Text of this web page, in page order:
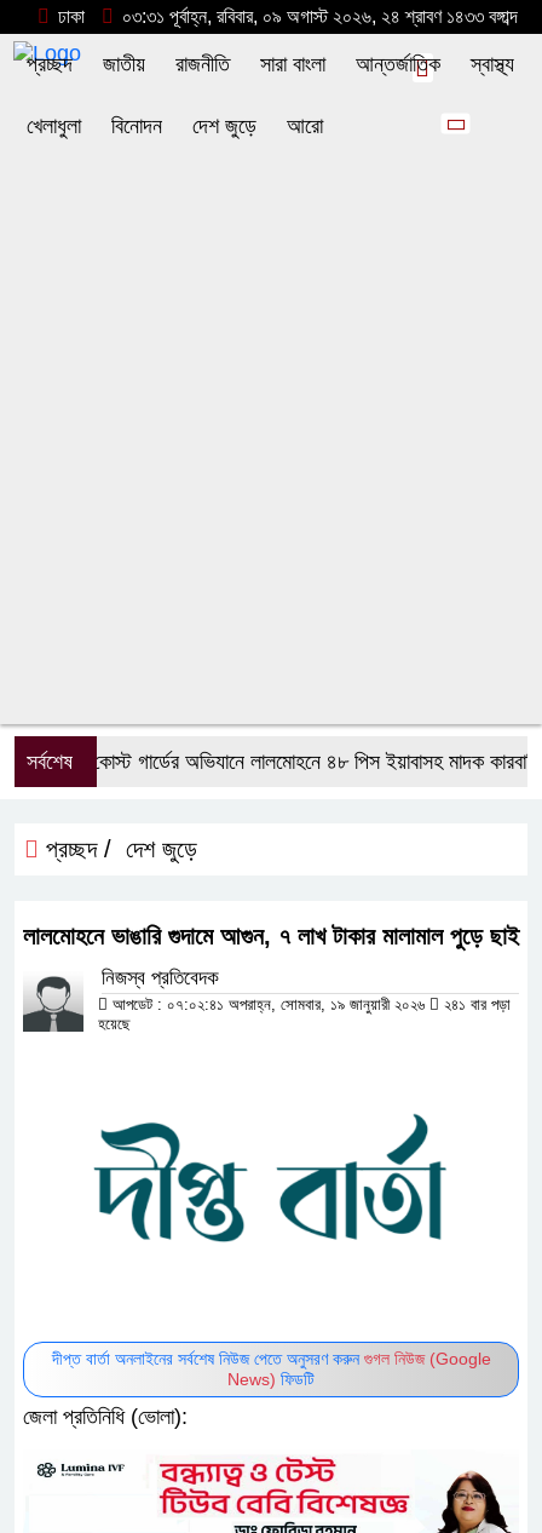
ঢাকা ০৩:৩১ পূর্বাহ্ন, রবিবার, ০৯ অগাস্ট ২০২৬, ২৪ শ্রাবণ ১৪৩৩ বঙ্গাব্দ
প্রচ্ছদ জাতীয় রাজনীতি সারা বাংলা আন্তর্জাতিক স্বাস্থ্য
খেলাধুলা বিনোদন দেশ জুড়ে আরো
সর্বশেষকোস্ট গার্ডের অভিযানে লালমোহনে ৪৮ পিস ইয়াবাসহ মাদক কারবারি
প্রচ্ছদ / দেশ জুড়ে
লালমোহনে ভাঙারি গুদামে আগুন, ৭ লাখ টাকার মালামাল পুড়ে ছাই
নিজস্ব প্রতিবেদক
আপডেট : ০৭:০২:৪১ অপরাহ্ন, সোমবার, ১৯ জানুয়ারী ২০২৬
২৪১ বার পড়া
হয়েছে
দীপ্ত বার্তা অনলাইনের সর্বশেষ নিউজ পেতে অনুসরণ করুনগুগল নিউজ (Google
News) ফিডটি
জেলা প্রতিনিধি (ভোলা):